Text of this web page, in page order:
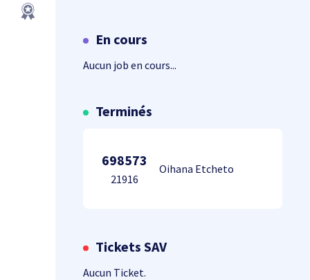
En cours
Aucun job en cours...
Terminés
698573
21916
Oihana Etcheto
Tickets SAV
Aucun Ticket.